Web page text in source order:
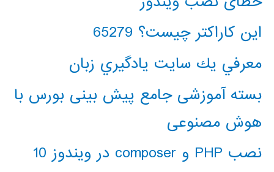
این کاراکتر چیست؟ 65279
معرفي يك سايت يادگيري زبان
بسته آموزشی جامع پیش بینی بورس با
هوش مصنوعی
نصب PHP و composer در ویندوز 10